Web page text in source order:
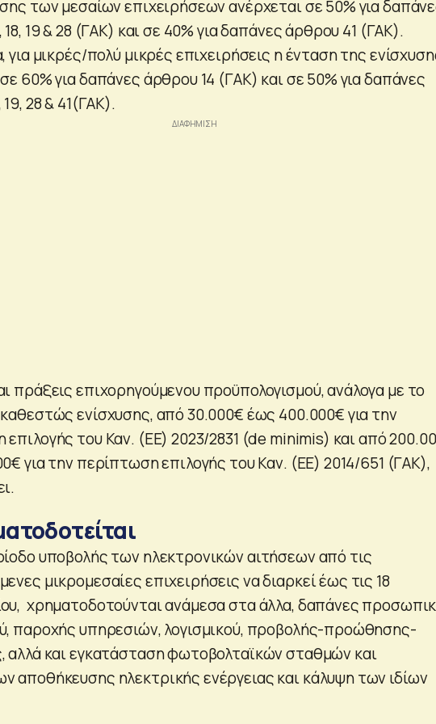
των μεσαίων επιχειρήσεων ανέρχεται σε 50% για
19 & 28 (ΓΑΚ) και σε 40% για δαπάνες άρθρου 41 (ΓΑΚ).
για μικρές/πολύ μικρές επιχειρήσεις η ένταση της
60% για δαπάνες άρθρου 14 (ΓΑΚ) και σε 50% για δαπάνες
28 & 41(ΓΑΚ).
πράξεις επιχορηγούμενου προϋπολογισμού, ανάλογα με το
ενίσχυσης, από 30.000€ έως 400.000€ για την
του Καν. (ΕΕ) 2023/2831 (de minimis) και από
για την περίπτωση επιλογής του Καν. (ΕΕ) 2014/651 (ΓΑΚ),
υποβολής των ηλεκτρονικών αιτήσεων από τις
μικρομεσαίες επιχειρήσεις να διαρκεί έως τις 18
χρηματοδοτούνται ανάμεσα στα άλλα, δαπάνες
παροχής υπηρεσιών, λογισμικού, προβολής-προώθησης-
αλλά και εγκατάσταση φωτοβολταϊκών σταθμών και
αποθήκευσης ηλεκτρικής ενέργειας και κάλυψη των ιδίων